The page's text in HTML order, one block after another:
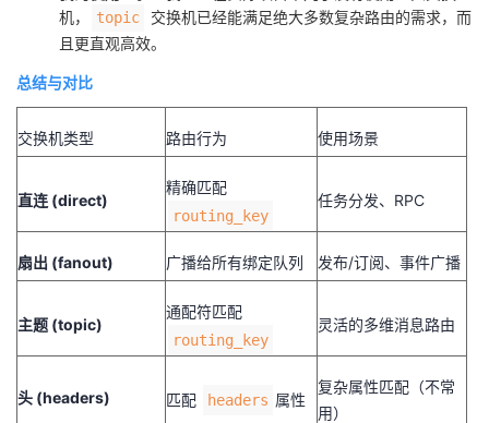
机，
topic
交换机已经能满足绝大多数复杂路由的需求，而
且更直观高效。
总结与对比
交换机类型 路由行为 使用场景
直连 (direct)
精确匹配
routing_key
任务分发、RPC
扇出 (fanout) 广播给所有绑定队列 发布/订阅、事件广播
主题 (topic)
通配符匹配
routing_key
灵活的多维消息路由
头 (headers) 匹配 headers 属性
复杂属性匹配（不常
用）